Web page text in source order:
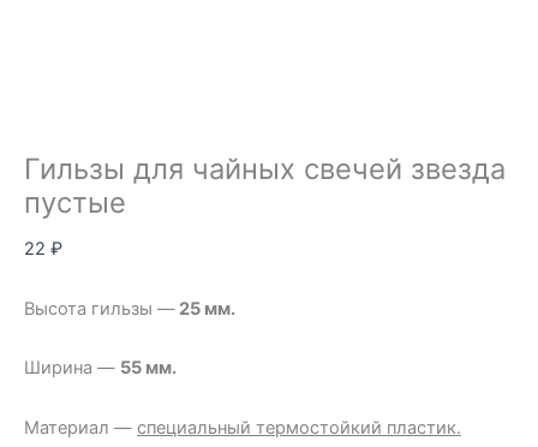
Гильзы для чайных свечей звезда
пустые
22 ₽
Высота гильзы — 25 мм.
Ширина — 55 мм.
Материал — специальный термостойкий пластик.